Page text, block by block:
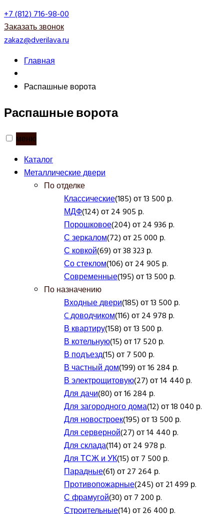
+7 (812) 716-98-00
Заказать звонок
zakaz@dverilava.ru
Главная
Распашные ворота
Распашные ворота
меню
Каталог
Металлические двери
По отделке
Классические(185) от 13 500 р.
МДФ(124) от 24 905 р.
Порошковое(204) от 24 936 р.
С зеркалом(72) от 25 000 р.
С ковкой(69) от 38 323 р.
Со стеклом(106) от 24 905 р.
Современные(195) от 13 500 р.
По назначению
Входные двери(185) от 13 500 р.
C доводчиком(116) от 24 978 р.
В квартиру(158) от 13 500 р.
В котельную(15) от 17 520 р.
В подъезд(15) от 7 500 р.
В частный дом(199) от 16 284 р.
В электрощитовую(27) от 14 440 р.
Для дачи(80) от 16 284 р.
Для загородного дома(12) от 18 040 р.
Для новостроек(195) от 13 500 р.
Для серверной(27) от 14 440 р.
Для склада(114) от 24 978 р.
Для ТСЖ и УК(15) от 7 500 р.
Парадные(61) от 27 264 р.
Противопожарные(245) от 21 499 р.
С фрамугой(30) от 7 200 р.
Строительные(14) от 26 400 р.